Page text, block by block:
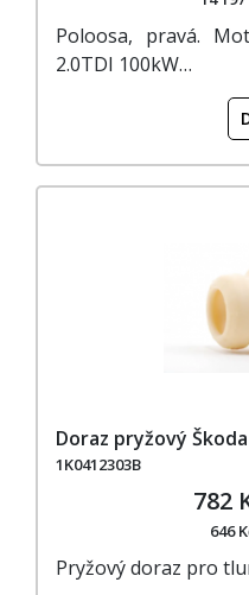
Poloosa, pravá.
2.0TDI 100kW…
Doraz pryžový
1K0412303B
782
646
Pryžový doraz pro